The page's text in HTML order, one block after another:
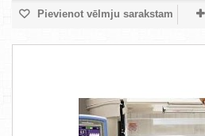
Pievienot vēlmju sarakstam